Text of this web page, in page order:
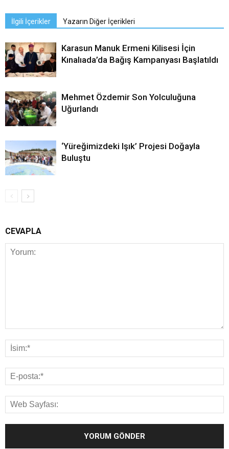
İlgili İçerikler Yazarın Diğer İçerikleri
Karasun Manuk Ermeni Kilisesi İçin
Kınalıada’da Bağış Kampanyası Başlatıldı
Mehmet Özdemir Son Yolculuğuna
Uğurlandı
‘Yüreğimizdeki Işık’ Projesi Doğayla
Buluştu
CEVAPLA